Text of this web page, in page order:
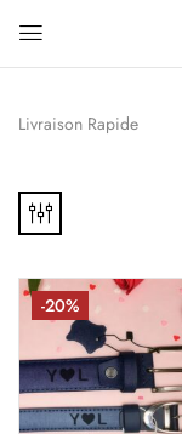
Livraison Rapide
-20%